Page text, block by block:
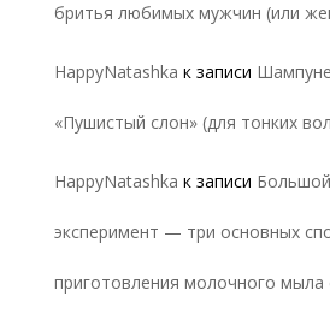
бритья любимых мужчин (или
HappyNatashka к записи
«Пушистый слон» (для тонких
HappyNatashka к записи
эксперимент — три основных
приготовления молочного